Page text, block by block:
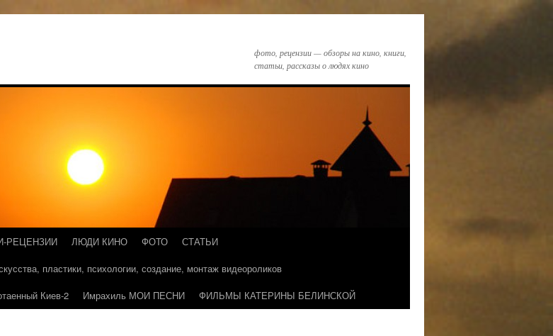
фото, рецензии — обзоры на кино, книги,
статьи, рассказы о людях кино
РЕЦЕНЗИИ ЛЮДИ КИНО ФОТО
СТАТЬИ
пластики, психологии, создание, монтаж видеороликов
Киев-2 Имрахиль МОИ ПЕСНИ ФИЛЬМЫ КАТЕРИНЫ БЕЛИНСКОЙ